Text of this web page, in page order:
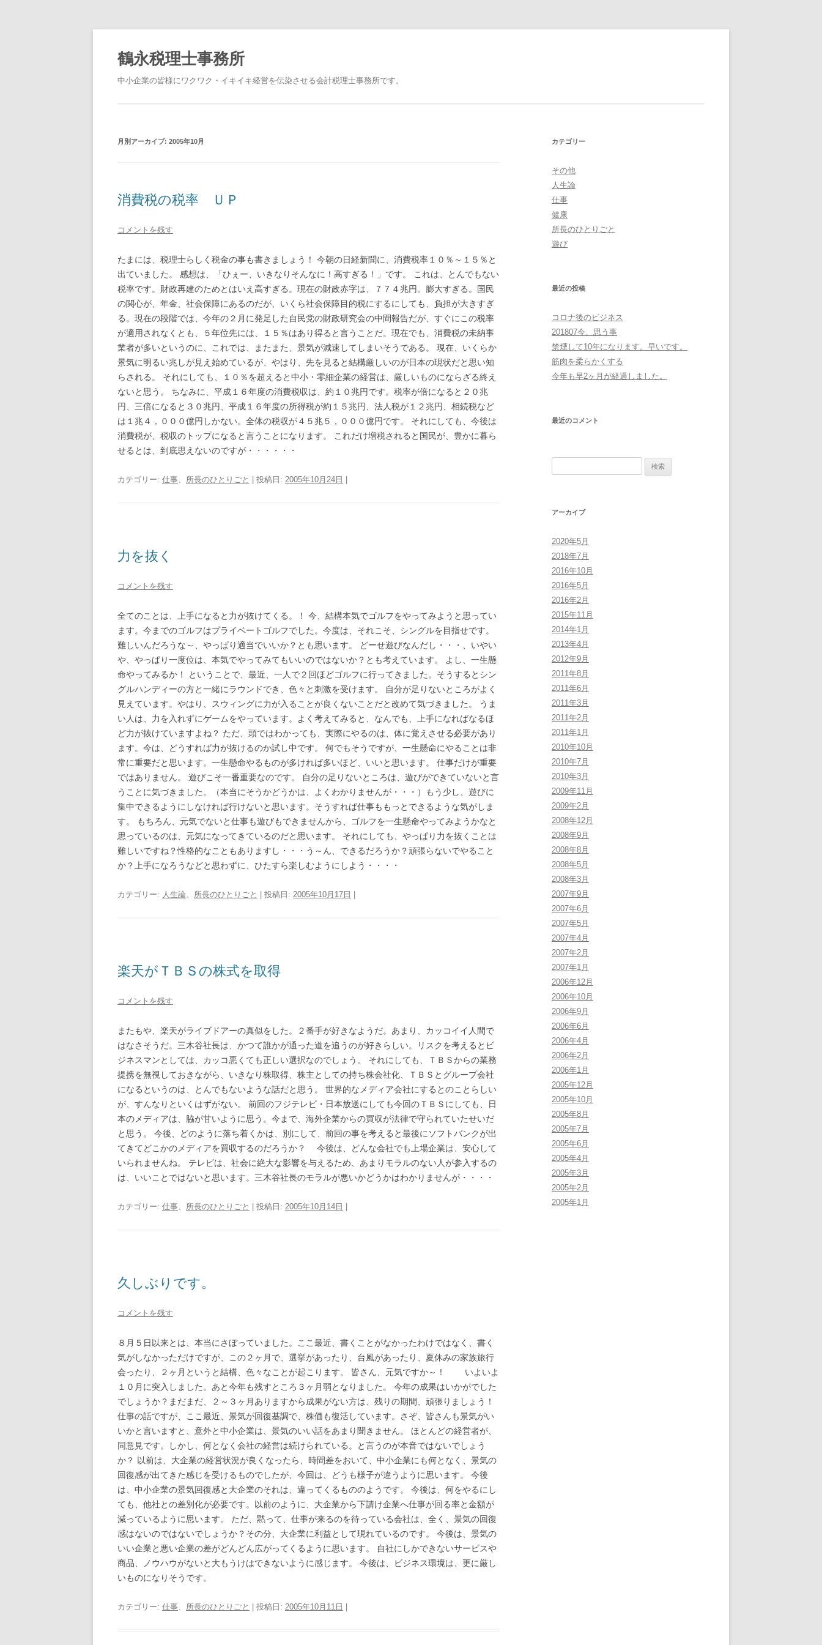
鶴永税理士事務所
中小企業の皆様にワクワク・イキイキ経営を伝染させる会計税理士事務所です。
月別アーカイブ: 2005年10月
消費税の税率 ＵＰ
コメントを残す
たまには、税理士らしく税金の事も書きましょう！ 今朝の日経新聞に、消費税率１０％～１５％と
出ていました。 感想は、「ひぇー、いきなりそんなに！高すぎる！」です。 これは、とんでもない
税率です。財政再建のためとはいえ高すぎる。現在の財政赤字は、７７４兆円。膨大すぎる。国民
の関心が、年金、社会保障にあるのだが、いくら社会保障目的税にするにしても、負担が大きすぎ
る。現在の段階では、今年の２月に発足した自民党の財政研究会の中間報告だが、すぐにこの税率
が適用されなくとも、５年位先には、１５％はあり得ると言うことだ。現在でも、消費税の未納事
業者が多いというのに、これでは、またまた、景気が減速してしまいそうである。 現在、いくらか
景気に明るい兆しが見え始めているが、やはり、先を見ると結構厳しいのが日本の現状だと思い知
らされる。 それにしても、１０％を超えると中小・零細企業の経営は、厳しいものにならざる終え
ないと思う。 ちなみに、平成１６年度の消費税収は、約１０兆円です。税率が倍になると２０兆
円、三倍になると３０兆円、平成１６年度の所得税が約１５兆円、法人税が１２兆円、相続税など
は１兆４，０００億円しかない。全体の税収が４５兆５，０００億円です。 それにしても、今後は
消費税が、税収のトップになると言うことになります。 これだけ増税されると国民が、豊かに暮ら
せるとは、到底思えないのですが・・・・・・
カテゴリー: 仕事、 所長のひとりごと | 投稿日: 2005年10月24日
力を抜く
コメントを残す
全てのことは、上手になると力が抜けてくる。！ 今、結構本気でゴルフをやってみようと思ってい
ます。今までのゴルフはプライベートゴルフでした。今度は、それこそ、シングルを目指せです。
難しいんだろうな～、やっぱり適当でいいか？とも思います。 どーせ遊びなんだし・・・、いやい
や、やっぱり一度位は、本気でやってみてもいいのではないか？とも考えています。 よし、一生懸
命やってみるか！ ということで、最近、一人で２回ほどゴルフに行ってきました。そうするとシン
グルハンディーの方と一緒にラウンドでき、色々と刺激を受けます。 自分が足りないところがよく
見えています。やはり、スウィングに力が入ることが良くないことだと改めて気づきました。 うま
い人は、力を入れずにゲームをやっています。よく考えてみると、なんでも、上手になればなるほ
ど力が抜けていますよね？ ただ、頭ではわかっても、実際にやるのは、体に覚えさせる必要があり
ます。今は、どうすれば力が抜けるのか試し中です。 何でもそうですが、一生懸命にやることは非
常に重要だと思います。一生懸命やるものが多ければ多いほど、いいと思います。 仕事だけが重要
ではありません。 遊びこそ一番重要なのです。 自分の足りないところは、遊びができていないと言
うことに気づきました。（本当にそうかどうかは、よくわかりませんが・・・）もう少し、遊びに
集中できるようにしなければ行けないと思います。そうすれば仕事ももっとできるような気がしま
す。 もちろん、元気でないと仕事も遊びもできませんから、ゴルフを一生懸命やってみようかなと
思っているのは、元気になってきているのだと思います。 それにしても、やっぱり力を抜くことは
難しいですね？性格的なこともありますし・・・う～ん、できるだろうか？頑張らないでやること
か？上手になろうなどと思わずに、ひたすら楽しむようにしよう・・・・
カテゴリー: 人生論、 所長のひとりごと | 投稿日: 2005年10月17日
楽天がＴＢＳの株式を取得
コメントを残す
またもや、楽天がライブドアーの真似をした。２番手が好きなようだ。あまり、カッコイイ人間で
はなさそうだ。三木谷社長は、かつて誰かが通った道を追うのが好きらしい。リスクを考えるとビ
ジネスマンとしては、カッコ悪くても正しい選択なのでしょう。 それにしても、ＴＢＳからの業務
提携を無視しておきながら、いきなり株取得、株主としての持ち株会社化、ＴＢＳとグループ会社
になるというのは、とんでもないような話だと思う。 世界的なメディア会社にするとのことらしい
が、すんなりといくはずがない。 前回のフジテレビ・日本放送にしても今回のＴＢＳにしても、日
本のメディアは、脇が甘いように思う。今まで、海外企業からの買収が法律で守られていたせいだ
と思う。 今後、どのように落ち着くかは、別にして、前回の事を考えると最後にソフトバンクが出
てきてどこかのメディアを買収するのだろうか？ 今後は、どんな会社でも上場企業は、安心して
いられませんね。 テレビは、社会に絶大な影響を与えるため、あまりモラルのない人が参入するの
は、いいことではないと思います。三木谷社長のモラルが悪いかどうかはわかりませんが・・・・
カテゴリー: 仕事、 所長のひとりごと | 投稿日: 2005年10月14日
久しぶりです。
コメントを残す
８月５日以来とは、本当にさぼっていました。ここ最近、書くことがなかったわけではなく、書く
気がしなかっただけですが、この２ヶ月で、選挙があったり、台風があったり、夏休みの家族旅行
会ったり、２ヶ月というと結構、色々なことが起こります。 皆さん、元気ですか～！ いよいよ
１０月に突入しました。あと今年も残すところ３ヶ月弱となりました。 今年の成果はいかがでした
でしょうか？まだまだ、２～３ヶ月ありますから成果がない方は、残りの期間、頑張りましょう！
仕事の話ですが、ここ最近、景気が回復基調で、株価も復活しています。さぞ、皆さんも景気がい
いかと言いますと、意外と中小企業は、景気のいい話をあまり聞きません。 ほとんどの経営者が、
同意見です。しかし、何となく会社の経営は続けられている。と言うのが本音ではないでしょう
か？ 以前は、大企業の経営状況が良くなったら、時間差をおいて、中小企業にも何となく、景気の
回復感が出てきた感じを受けるものでしたが、今回は、どうも様子が違うように思います。 今後
は、中小企業の景気回復感と大企業のそれは、違ってくるもののようです。 今後は、何をやるにし
ても、他社との差別化が必要です。以前のように、大企業から下請け企業へ仕事が回る率と金額が
減っているように思います。 ただ、黙って、仕事が来るのを待っている会社は、全く、景気の回復
感はないのではないでしょうか？その分、大企業に利益として現れているのです。 今後は、景気の
いい企業と悪い企業の差がどんどん広がってくるように思います。 自社にしかできないサービスや
商品、ノウハウがないと大もうけはできないように感じます。 今後は、ビジネス環境は、更に厳し
いものになりそうです。
カテゴリー: 仕事、 所長のひとりごと | 投稿日: 2005年10月11日
カテゴリー
その他
人生論
仕事
健康
所長のひとりごと
遊び
最近の投稿
コロナ後のビジネス
201807今、思う事
禁煙して10年になります。早いです。
筋肉を柔らかくする
今年も早2ヶ月が経過しました。
最近のコメント
アーカイブ
2020年5月
2018年7月
2016年10月
2016年5月
2016年2月
2015年11月
2014年1月
2013年4月
2012年9月
2011年8月
2011年6月
2011年3月
2011年2月
2011年1月
2010年10月
2010年7月
2010年3月
2009年11月
2009年2月
2008年12月
2008年9月
2008年8月
2008年5月
2008年3月
2007年9月
2007年6月
2007年5月
2007年4月
2007年2月
2007年1月
2006年12月
2006年10月
2006年9月
2006年6月
2006年4月
2006年2月
2006年1月
2005年12月
2005年10月
2005年8月
2005年7月
2005年6月
2005年4月
2005年3月
2005年2月
2005年1月